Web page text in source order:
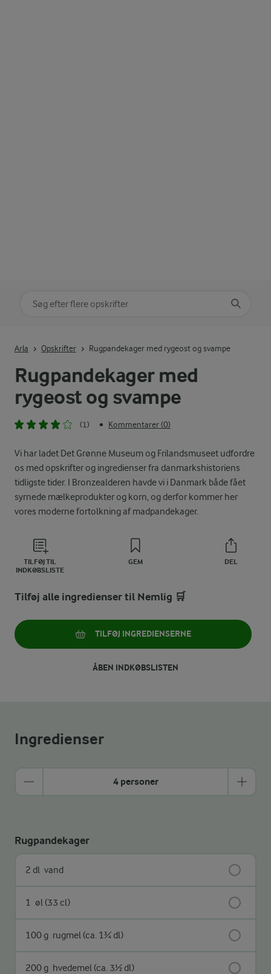
Rugpandekager med
rygeost og svampe
(1) • Kommentarer (0)
Vi har ladet Det Grønne Museum og Frilandsmuseet udfordre
os med opskrifter og ingredienser fra danmarkshistoriens
tidligste tider. I Bronzealderen havde vi i Danmark både fået
syrnede mælkeprodukter og korn, og derfor kommer her
vores moderne fortolkning af madpandekager.
TILFØJ TIL
INDKØBSLISTE
GEM DEL
Arla Opskrifter Rugpandekager med rygeost og svampe
Tilføj alle ingredienser til Nemlig 🛒
TILFØJ INGREDIENSERNE
ÅBEN INDKØBSLISTEN
Ingredienser
4 personer
Rugpandekager
2 dl vand
1 øl (33 cl)
100 g rugmel (ca. 1¾ dl)
200 g hvedemel (ca. 3½ dl)
Søg på kategori